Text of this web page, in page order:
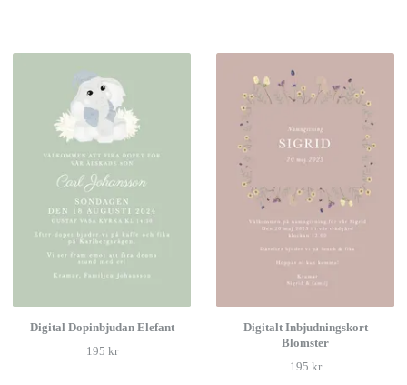
Digital Dopinbjudan Elefant
195 kr
Digitalt Inbjudningskort
Blomster
195 kr